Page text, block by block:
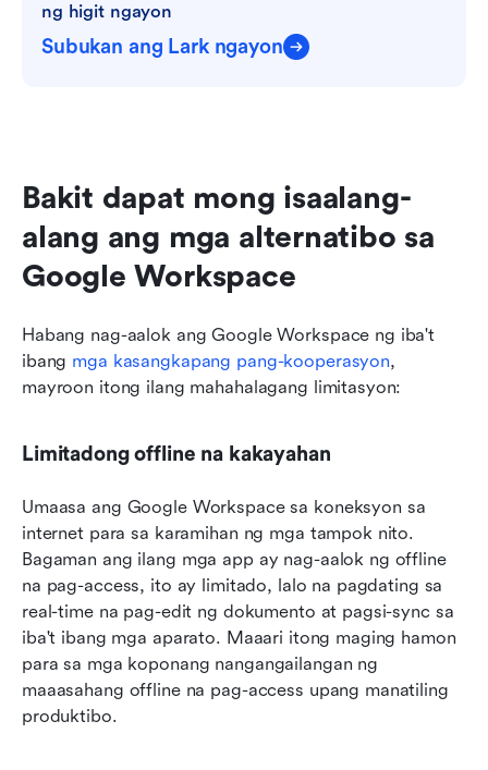
ng higit ngayon
Subukan ang Lark ngayon
Bakit dapat mong isaalang-
alang ang mga alternatibo sa
Google Workspace
Habang nag-aalok ang Google Workspace ng iba't
ibang mga kasangkapang pang-kooperasyon,
mayroon itong ilang mahahalagang limitasyon:
Limitadong offline na kakayahan
Umaasa ang Google Workspace sa koneksyon sa
internet para sa karamihan ng mga tampok nito.
Bagaman ang ilang mga app ay nag-aalok ng offline
na pag-access, ito ay limitado, lalo na pagdating sa
real-time na pag-edit ng dokumento at pagsi-sync sa
iba't ibang mga aparato. Maaari itong maging hamon
para sa mga koponang nangangailangan ng
maaasahang offline na pag-access upang manatiling
produktibo.